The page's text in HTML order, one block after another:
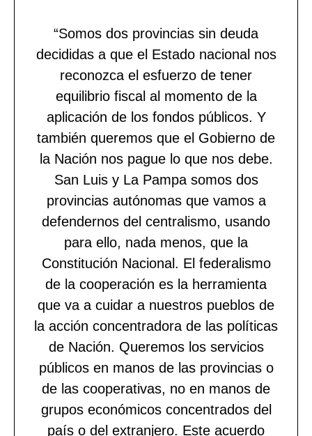
“Somos dos provincias sin deuda
decididas a que el Estado nacional nos
reconozca el esfuerzo de tener
equilibrio fiscal al momento de la
aplicación de los fondos públicos. Y
también queremos que el Gobierno de
la Nación nos pague lo que nos debe.
San Luis y La Pampa somos dos
provincias autónomas que vamos a
defendernos del centralismo, usando
para ello, nada menos, que la
Constitución Nacional. El federalismo
de la cooperación es la herramienta
que va a cuidar a nuestros pueblos de
la acción concentradora de las políticas
de Nación. Queremos los servicios
públicos en manos de las provincias o
de las cooperativas, no en manos de
grupos económicos concentrados del
país o del extranjero. Este acuerdo